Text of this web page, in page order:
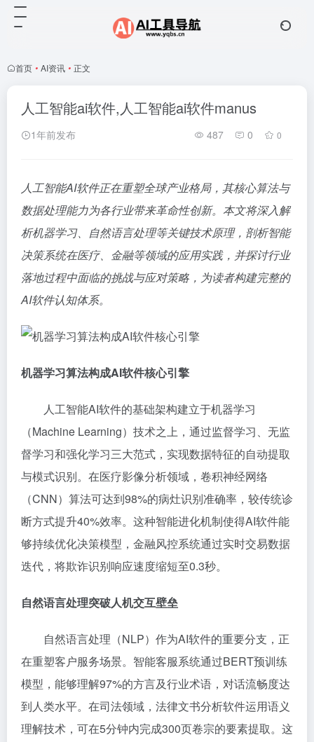
首页 • AI资讯 • 正文
人工智能ai软件,人工智能ai软件manus
1年前发布 487 0 0
人工智能AI软件正在重塑全球产业格局，其核心算法与
数据处理能力为各行业带来革命性创新。本文将深入解
析机器学习、自然语言处理等关键技术原理，剖析智能
决策系统在医疗、金融等领域的应用实践，并探讨行业
落地过程中面临的挑战与应对策略，为读者构建完整的
AI软件认知体系。
机器学习算法构成AI软件核心引擎
人工智能AI软件的基础架构建立于机器学习
（Machine Learning）技术之上，通过监督学习、无监
督学习和强化学习三大范式，实现数据特征的自动提取
与模式识别。在医疗影像分析领域，卷积神经网络
（CNN）算法可达到98%的病灶识别准确率，较传统诊
断方式提升40%效率。这种智能进化机制使得AI软件能
够持续优化决策模型，金融风控系统通过实时交易数据
迭代，将欺诈识别响应速度缩短至0.3秒。
自然语言处理突破人机交互壁垒
自然语言处理（NLP）作为AI软件的重要分支，正
在重塑客户服务场景。智能客服系统通过BERT预训练
模型，能够理解97%的方言及行业术语，对话流畅度达
到人类水平。在司法领域，法律文书分析软件运用语义
理解技术，可在5分钟内完成300页卷宗的要素提取。这